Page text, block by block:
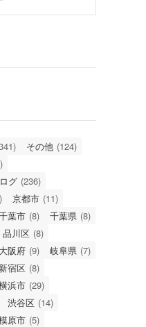
その他 (124)
グ (236)
京都市 (11)
葉市 (8) 千葉県 (8)
品川区 (8)
大阪府 (9) 岐阜県 (7)
新宿区 (8)
浜市 (29)
渋谷区 (14)
原市 (5)